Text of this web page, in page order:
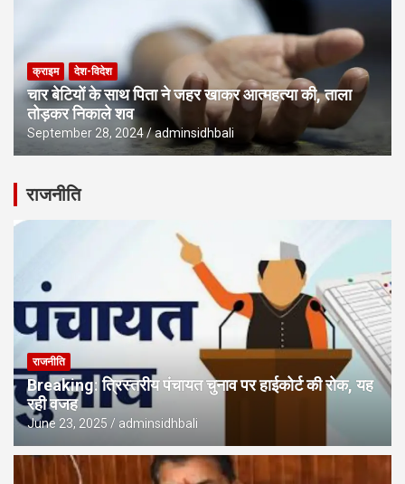
क्राइम देश-विदेश
चार बेटियों के साथ पिता ने जहर खाकर आत्महत्या की, ताला
तोड़कर निकाले शव
September 28, 2024 adminsidhbali
राजनीति
राजनीति
Breaking: त्रिस्तरीय पंचायत चुनाव पर हाईकोर्ट की रोक, यह
रही वजह
June 23, 2025 adminsidhbali